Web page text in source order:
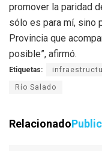
promover la paridad
sólo es para mí, sino
Provincia que
posible”, afirmó.
Etiquetas:
Río Salado
Relacionado